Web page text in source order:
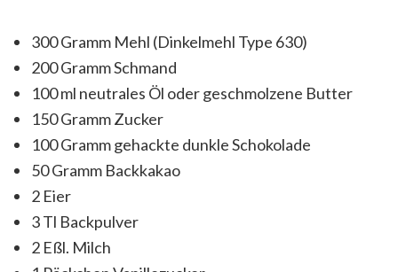
300 Gramm Mehl (Dinkelmehl Type 630)
200 Gramm Schmand
100 ml neutrales Öl oder geschmolzene Butter
150 Gramm Zucker
100 Gramm gehackte dunkle Schokolade
50 Gramm Backkakao
2 Eier
3 Tl Backpulver
2 Eßl. Milch